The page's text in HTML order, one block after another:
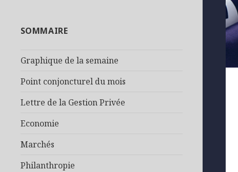
SOMMAIRE
Graphique de la semaine
Point conjoncturel du mois
Lettre de la Gestion Privée
Economie
Marchés
Philanthropie